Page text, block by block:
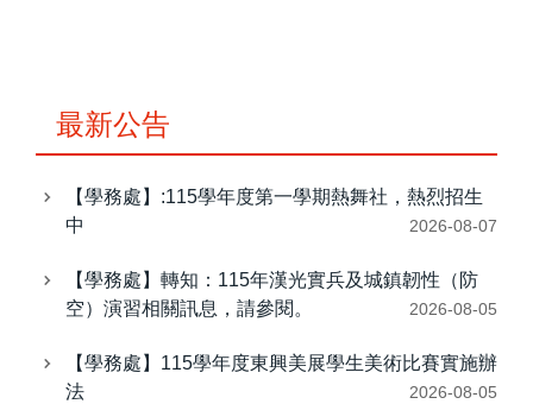
最新公告
【學務處】:115學年度第一學期熱舞社，熱烈招生
中
2026-08-07
【學務處】轉知：115年漢光實兵及城鎮韌性（防
空）演習相關訊息，請參閱。
2026-08-05
【學務處】115學年度東興美展學生美術比賽實施辦
法
2026-08-05